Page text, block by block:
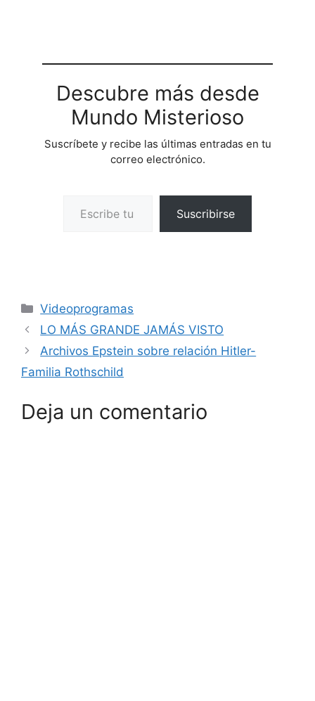
Descubre más desde
Mundo Misterioso
Suscríbete y recibe las últimas entradas en tu
correo electrónico.
Suscribirse
Categorías
Videoprogramas
LO MÁS GRANDE JAMÁS VISTO
Archivos Epstein sobre relación Hitler-
Familia Rothschild
Deja un comentario